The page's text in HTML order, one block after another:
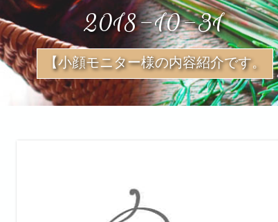
2018-10-31
【小顔モニター様の内容紹介です。